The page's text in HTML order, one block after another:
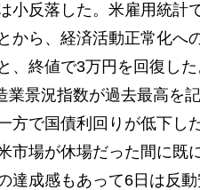
小反落した。米雇用統計
から、経済活動正常化へ
、終値で3万円を回復し
業景況指数が過去最高を
方で国債利回りが低下し
市場が休場だった間に既
達成感もあって6日は反動